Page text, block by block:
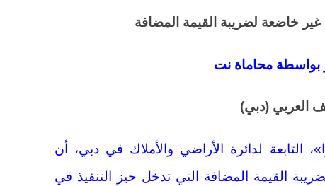
خاضعة لضريبة القيمة المضافة
بواسطة محاماة نت
العربي (دبي)
التابعة لدائرة الأراضي والأملاك في دبي، أن
القيمة المضافة التي تدخل حيز التنفيذ في